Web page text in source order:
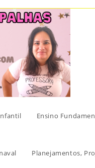
Ensino
Planejamentos,